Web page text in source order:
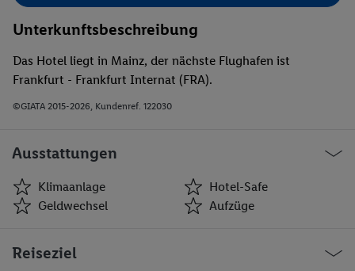
Unterkunftsbeschreibung
Das Hotel liegt in Mainz, der nächste Flughafen ist
Frankfurt - Frankfurt Internat (FRA).
©GIATA 2015-2026, Kundenref. 122030
Ausstattungen
Klimaanlage
Hotel-Safe
Geldwechsel
Aufzüge
Geldwechsel
Reiseziel